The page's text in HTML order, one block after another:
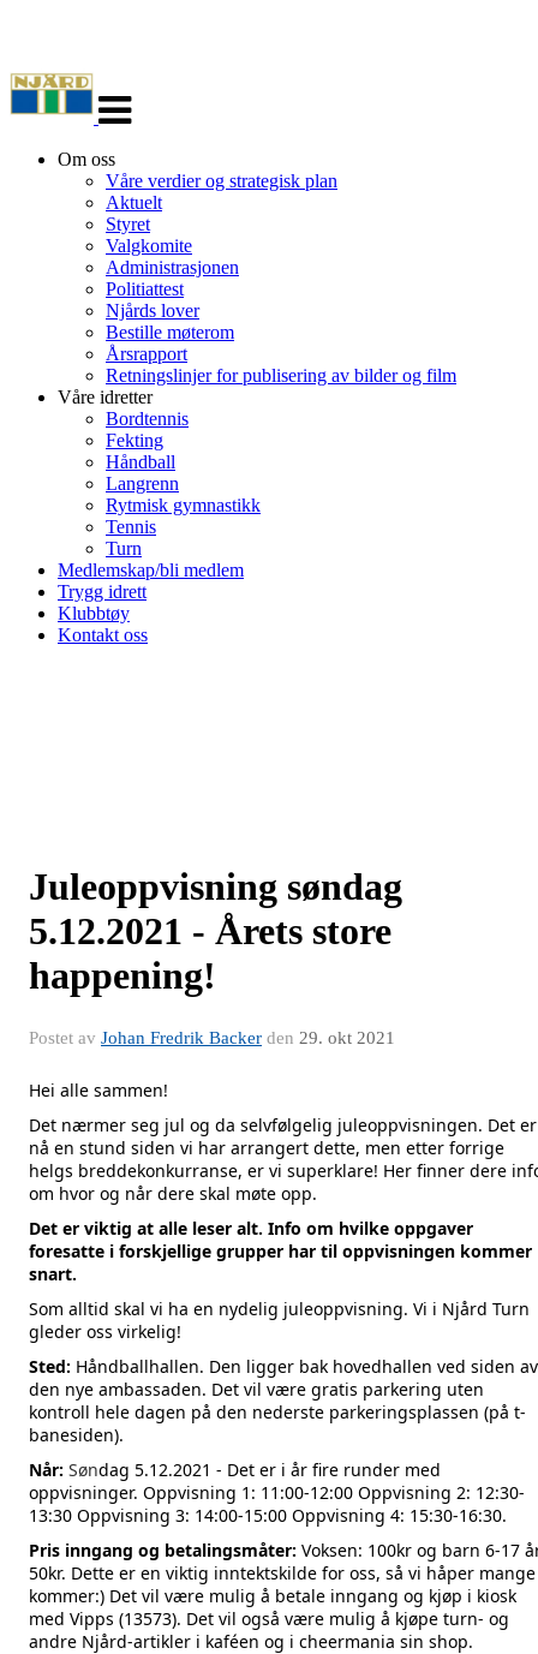
navigasjon
Om oss
Våre verdier og strategisk plan
Aktuelt
Styret
Valgkomite
Administrasjonen
Politiattest
Njårds lover
Bestille møterom
Årsrapport
Retningslinjer for publisering av bilder og film
Våre idretter
Bordtennis
Fekting
Håndball
Langrenn
Rytmisk gymnastikk
Tennis
Turn
Medlemskap/bli medlem
Trygg idrett
Klubbtøy
Kontakt oss
Juleoppvisning søndag
5.12.2021 - Årets store
happening!
Postet av Johan Fredrik Backer den 29. okt 2021
Hei alle sammen!
Det nærmer seg jul og da selvfølgelig juleoppvisningen. Det er
nå en stund siden vi har arrangert dette, men etter forrige
helgs breddekonkurranse, er vi superklare! Her finner dere
om hvor og når dere skal møte opp.
Det er viktig at alle leser alt. Info om hvilke oppgaver
foresatte i forskjellige grupper har til oppvisningen kommer
snart.
Som alltid skal vi ha en nydelig juleoppvisning. Vi i Njård Turn
gleder oss virkelig!
Sted: Håndballhallen. Den ligger bak hovedhallen ved siden av
den nye ambassaden. Det vil være gratis parkering uten
kontroll hele dagen på den nederste parkeringsplassen (på t-
banesiden).
Når: Søndag 5.12.2021 - Det er i år fire runder med
oppvisninger. Oppvisning 1: 11:00-12:00 Oppvisning 2: 12:30-
13:30 Oppvisning 3: 14:00-15:00 Oppvisning 4: 15:30-16:30.
Pris inngang og betalingsmåter: Voksen: 100kr og barn 6-17
50kr. Dette er en viktig inntektskilde for oss, så vi håper mange
kommer:) Det vil være mulig å betale inngang og kjøp i kiosk
med Vipps (13573). Det vil også være mulig å kjøpe turn- og
andre Njård-artikler i kaféen og i cheermania sin shop.